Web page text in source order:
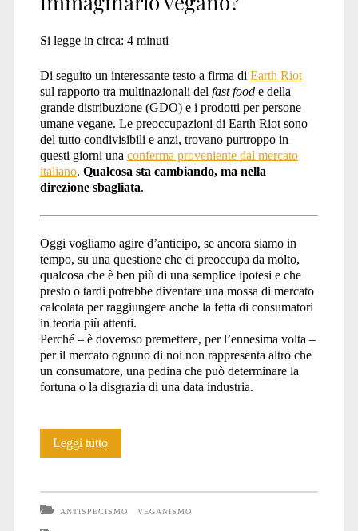
Si legge in circa: 4 minuti
Di seguito un interessante testo a firma di Earth Riot
sul rapporto tra multinazionali del fast foode della
grande distribuzione (GDO) e i prodotti per persone
umane vegane. Le preoccupazioni di Earth Riot sono
del tutto condivisibili e anzi, trovano purtroppo in
questi giorni una conferma proveniente dal mercato
italiano. Qualcosa sta cambiando, ma nella
direzione sbagliata.
Oggi vogliamo agire d’anticipo, se ancora siamo in
tempo, su una questione che ci preoccupa da molto,
qualcosa che è ben più di una semplice ipotesi e che
presto o tardi potrebbe diventare una mossa di mercato
calcolata per raggiungere anche la fetta di consumatori
in teoria più attenti.
Perché – è doveroso premettere, per l’ennesima volta –
per il mercato ognuno di noi non rappresenta altro che
un consumatore, una pedina che può determinare la
fortuna o la disgrazia di una data industria.
Leggi tuttoMcDonald’s:
ANTISPECISMO VEGANISMO